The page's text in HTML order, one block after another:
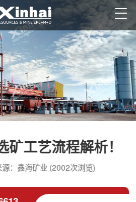
矿工艺流程解析！
：鑫海矿业 (2002次浏览)